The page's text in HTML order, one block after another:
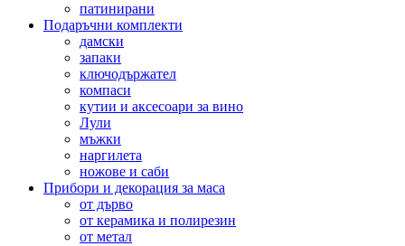
патинирани
Подаръчни комплекти
дамски
запаки
ключодържател
компаси
кутии и аксесоари за вино
Лули
мъжки
наргилета
ножове и саби
Прибори и декорация за маса
от дърво
от керамика и полирезин
от метал